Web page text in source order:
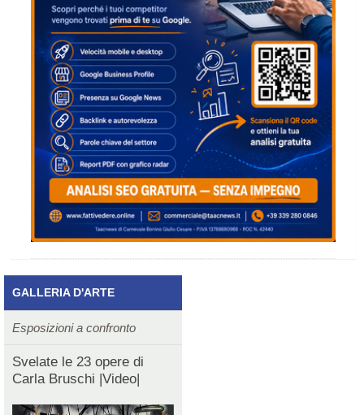
GALLERIA D'ARTE
Esposizioni a confronto
Svelate le 23 opere di
Carla Bruschi |Video|